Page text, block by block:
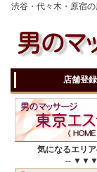
渋谷・代々木・原宿
店舗登録
気になるエリア
-- ▼▼▼